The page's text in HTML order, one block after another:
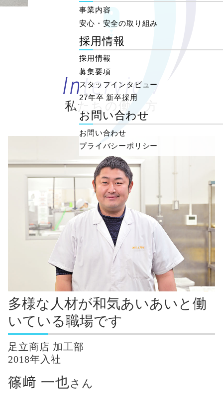
事業内容
安心・安全の取り組み
採用情報
採用情報
募集要項
スタッフインタビュー
27年卒 新卒採用
お問い合わせ
お問い合わせ
プライバシーポリシー
私たちの働き方
Interview
多様な人材が和気あいあいと働
いている職場です
足立商店 加工部
2018年入社
篠﨑 一也さん